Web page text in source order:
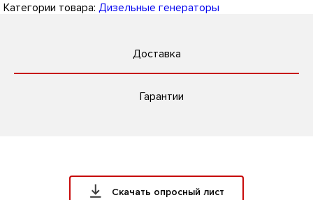
Категории товара: Дизельные генераторы
Доставка
Гарантии
Скачать опросный лист